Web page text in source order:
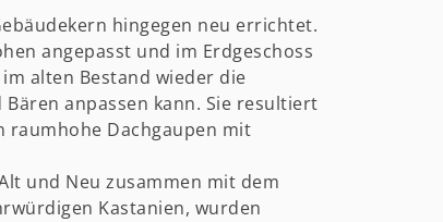
hingegen neu errichtet.
angepasst und im Erdgeschoss
alten Bestand wieder die
anpassen kann. Sie resultiert
raumhohe Dachgaupen mit
und Neu zusammen mit dem
Kastanien, wurden